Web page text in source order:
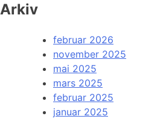
Arkiv
februar 2026
november 2025
mai 2025
mars 2025
februar 2025
januar 2025